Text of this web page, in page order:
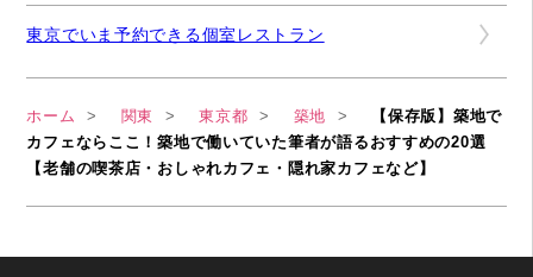
東京でいま予約できる個室レストラン
ホーム 関東 東京都 築地
【保存版】築地で
カフェならここ！築地で働いていた筆者が語るおすすめの20選
【老舗の喫茶店・おしゃれカフェ・隠れ家カフェなど】